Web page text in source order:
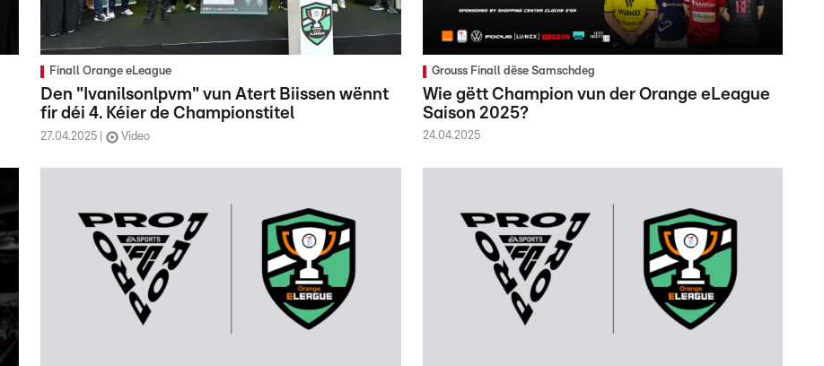
Finall Orange eLeague
Den "Ivanilsonlpvm" vun Atert Biissen wënnt
fir déi 4. Kéier de Championstitel
27.04.2025 Video
Grouss Finall dëse Samschdeg
Wie gëtt Champion vun der Orange eLeague
Saison 2025?
24.04.2025